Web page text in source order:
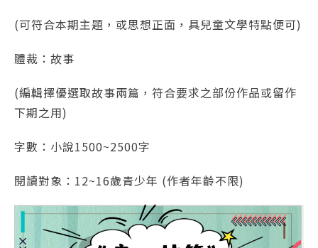
(可符合本期主題，或思想正面，具兒童文學特點便可)
體裁：故事
(編輯擇優選取故事兩篇，符合要求之部份作品或留作
下期之用)
字數：小說1500~2500字
閱讀對象：12~16歲青少年 (作者年齡不限)